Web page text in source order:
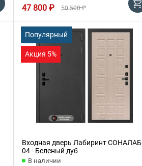
47 800 ₽ 50 500 ₽
Популярный
Акция 5%
Входная дверь Лабиринт СОНАЛАБ
04 - Беленый дуб
В наличии